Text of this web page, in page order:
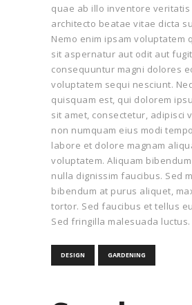
quae ab illo inventore veritatis
architecto beatae vitae dicta
Nemo enim ipsam voluptatem
sit aspernatur aut odit aut
consequuntur magni dolores
voluptatem sequi nesciunt.
quisquam est, qui dolorem
sit amet, consectetur, adipisci
non numquam eius modi
labore et dolore magnam
voluptatem. Aliquam
nulla dignissim faucibus. Sed
bibendum at purus aliquet,
tortor. Sed faucibus et tellus
Sed fringilla malesuada luctus.
DESIGN GARDENING